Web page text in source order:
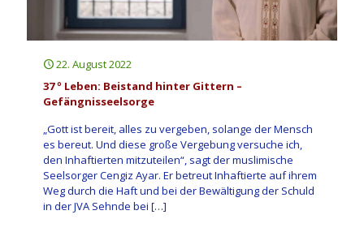
22. August 2022
37 º Leben: Beistand hinter Gittern –
Gefängnisseelsorge
„Gott ist bereit, alles zu vergeben, solange der Mensch
es bereut. Und diese große Vergebung versuche ich,
den Inhaftierten mitzuteilen“, sagt der muslimische
Seelsorger Cengiz Ayar. Er betreut Inhaftierte auf ihrem
Weg durch die Haft und bei der Bewältigung der Schuld
in der JVA Sehnde bei […]